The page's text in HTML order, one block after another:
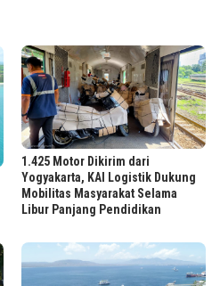
1.425 Motor Dikirim dari
Yogyakarta, KAI Logistik Dukung
Mobilitas Masyarakat Selama
Libur Panjang Pendidikan